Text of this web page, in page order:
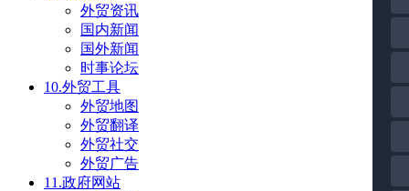
外贸资讯
国内新闻
国外新闻
时事论坛
10.外贸工具
外贸地图
外贸翻译
外贸社交
外贸广告
11.政府网站